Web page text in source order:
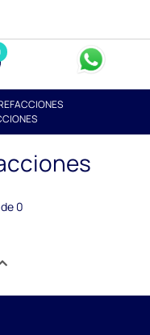
0